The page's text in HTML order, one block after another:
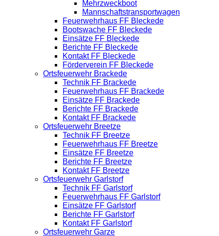
Mehrzweckboot
Mannschaftstransportwagen
Feuerwehrhaus FF Bleckede
Bootswache FF Bleckede
Einsätze FF Bleckede
Berichte FF Bleckede
Kontakt FF Bleckede
Förderverein FF Bleckede
Ortsfeuerwehr Brackede
Technik FF Brackede
Feuerwehrhaus FF Brackede
Einsätze FF Brackede
Berichte FF Brackede
Kontakt FF Brackede
Ortsfeuerwehr Breetze
Technik FF Breetze
Feuerwehrhaus FF Breetze
Einsätze FF Breetze
Berichte FF Breetze
Kontakt FF Breetze
Ortsfeuerwehr Garlstorf
Technik FF Garlstorf
Feuerwehrhaus FF Garlstorf
Einsätze FF Garlstorf
Berichte FF Garlstorf
Kontakt FF Garlstorf
Ortsfeuerwehr Garze